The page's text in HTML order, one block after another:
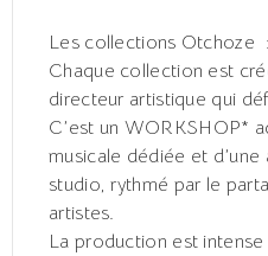
Les collections Otchoze :
Chaque collection est
directeur artistique qui
C’est un WORKSHOP*
musicale dédiée et
studio, rythmé par le
artistes.
La production est